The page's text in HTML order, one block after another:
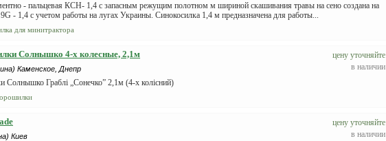
- пальцевая КСН- 1,4 с запасным режущим полотном м шириной скашивания травы на сено создана на
9G - 1,4 с учетом работы на лугах Украины. Синокосилка 1,4 м предназначена для работы...
для минитрактора
цену уточняйте
в наличии
Солнышко 4-х колесные, 2,1м
Каменское, Днепр
Солнышко Граблі „Сонечко” 2,1м (4-х колісний)
цену уточняйте
в наличии
Киев